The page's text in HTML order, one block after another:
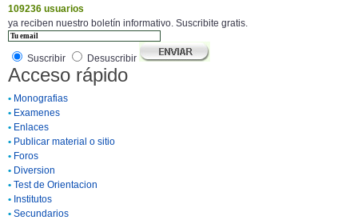
109236 usuarios
ya reciben nuestro boletín informativo. Suscribite gratis.
Suscribir Desuscribir
Acceso rápido
• Monografias
• Examenes
• Enlaces
• Publicar material o sitio
• Foros
• Diversion
• Test de Orientacion
• Institutos
• Secundarios